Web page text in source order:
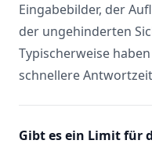
Eingabebilder, der
der ungehinderten
Typischerweise
schnellere
Gibt es ein Limit für